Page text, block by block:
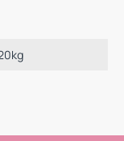
kg